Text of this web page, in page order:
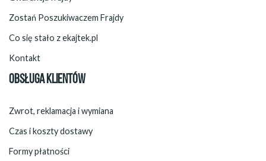
Zostań Poszukiwaczem Frajdy
Co się stało z ekajtek.pl
Kontakt
OBSŁUGA KLIENTÓW
Zwrot, reklamacja i wymiana
Czas i koszty dostawy
Formy płatności